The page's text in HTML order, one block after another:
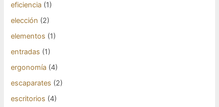
eficiencia (1)
elección (2)
elementos (1)
entradas (1)
ergonomía (4)
escaparates (2)
escritorios (4)